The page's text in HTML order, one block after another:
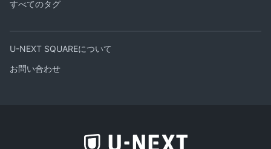
すべてのタグ
U-NEXT SQUAREについて
お問い合わせ